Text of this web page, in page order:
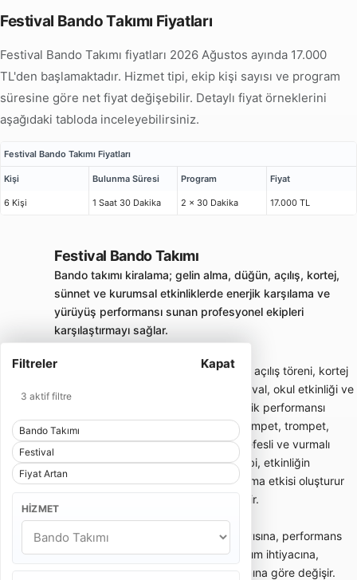
Filtreler Kapat
3 aktif filtre
Bando Takımı
Festival
Fiyat Artan
HIZMET
Festival Bando Takımı Fiyatları
Festival Bando Takımı fiyatları 2026 Ağustos ayında 17.000
TL'den başlamaktadır. Hizmet tipi, ekip kişi sayısı ve program
süresine göre net fiyat değişebilir. Detaylı fiyat örneklerini
aşağıdaki tabloda inceleyebilirsiniz.
Festival Bando Takımı Fiyatları
Kişi Bulunma Süresi Program Fiyat
6 Kişi 1 Saat 30 Dakika 2 x 30 Dakika 17.000 TL
Festival Bando Takımı
Bando takımı kiralama; gelin alma, düğün, açılış, kortej,
sünnet ve kurumsal etkinliklerde enerjik karşılama ve
yürüyüş performansı sunan profesyonel ekipleri
karşılaştırmayı sağlar.
Bando takımı; gelin alma, düğün girişi, açılış töreni, kortej
yürüyüşü, sünnet organizasyonu, festival, okul etkinliği ve
kurumsal davetlerde enerjik canlı müzik performansı
sunan gezici müzik ekibidir. Davul, trampet, trompet,
klarnet, saksafon, zurna veya farklı nefesli ve vurmalı
enstrümanlardan oluşabilir. Bando ekibi, etkinliğin
başlangıcında dikkat çekici bir karşılama etkisi oluşturur
ve kalabalığın enerjisini hızlıca yükseltir.
Bando takımı fiyatları; ekipteki kişi sayısına, performans
süresine, etkinlik yerine, şehir dışı ulaşım ihtiyacına,
kostüm tercihine ve repertuar kapsamına göre değişir.